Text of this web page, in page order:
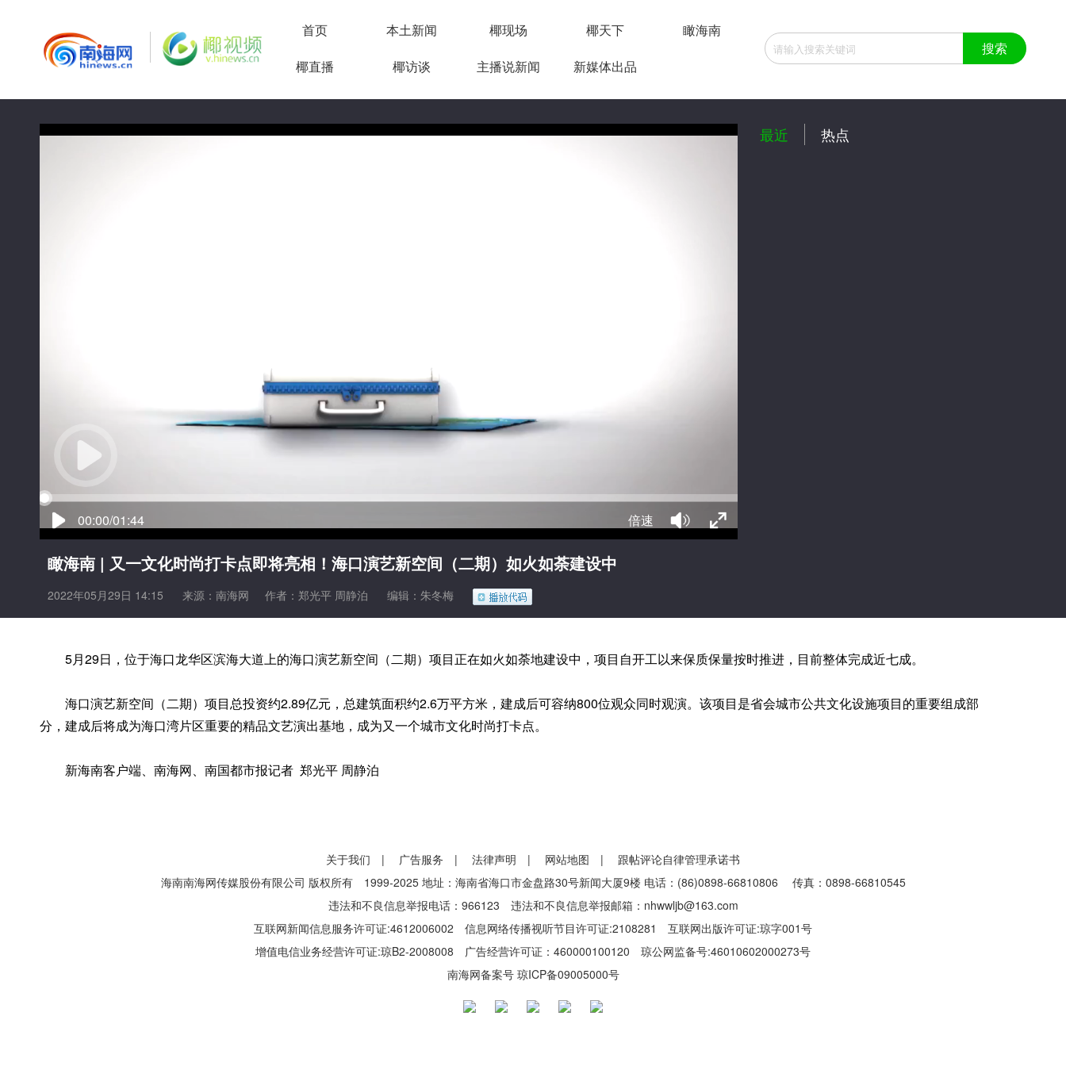
首页 本土新闻 椰现场 椰天下
瞰海南
椰直播
椰访谈 主播说新闻 新媒体出品
00:00/01:44 倍速
瞰海南 | 又一文化时尚打卡点即将亮相！海口演艺新空间（二期）如火如荼建设中
2022年05月29日 14:15 来源： 南海网 作者：郑光平 周静泊 编辑：朱冬梅
最近 热点
5月29日，位于海口龙华区滨海大道上的海口演艺新空间（二期）项目正在如火如荼地建设中，项目自开工以来保质保量按时推进，目前整体完成近七成。
海口演艺新空间（二期）项目总投资约2.89亿元，总建筑面积约2.6万平方米，建成后可容纳800位观众同时观演。该项目是省会城市公共文化设施项目的重要组成部
分，建成后将成为海口湾片区重要的精品文艺演出基地，成为又一个城市文化时尚打卡点。
新海南客户端、南海网、南国都市报记者 郑光平 周静泊
关于我们 | 广告服务 | 法律声明 | 网站地图 | 跟帖评论自律管理承诺书
海南南海网传媒股份有限公司 版权所有 1999-2025 地址：海南省海口市金盘路30号新闻大厦9楼 电话：(86)0898-66810806 传真：0898-66810545
违法和不良信息举报电话：966123 违法和不良信息举报邮箱：nhwwljb@163.com
互联网新闻信息服务许可证:4612006002 信息网络传播视听节目许可证:2108281 互联网出版许可证:琼字001号
增值电信业务经营许可证:琼B2-2008008 广告经营许可证：460000100120 琼公网监备号:46010602000273号
南海网备案号 琼ICP备09005000号